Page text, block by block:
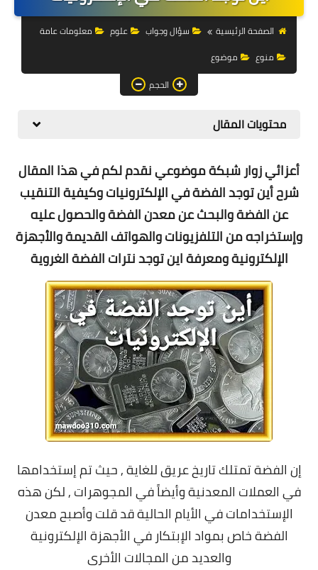
التجارة الالكترونية
التسويق
الهاتف
المواقع
زيادة متابعين
العملات المشفرة
الاستثمار
الصفحة الرئيسية سؤال وجواب علوم
معلومات عامة
منوع
موضوع
الحجم
محتويات المقال
أعزائي زوار شبكة موضوعي نقدم لكم في هذا المقال
شرح أين توجد الفضة في الإلكترونيات وكيفية التنقيب
عن الفضة والبحث عن معدن الفضة والحصول عليه
وإستخراجه من التلفزيونات والهواتف القديمة والأجهزة
الإلكترونية ومعرفةاين توجد نترات الفضة الغروية
إن الفضة تمتلك تاريخ عريق للغاية , حيث تم إستخدامها
في العملات المعدنية وأيضاً في المجوهرات , لكن هذه
الإستخدامات في الأيام الحالية قد قلت وأصبح معدن
الفضة خاص بمواد الإبتكار في الأجهزة الإلكترونية
والعديد من المجالات الأخرى